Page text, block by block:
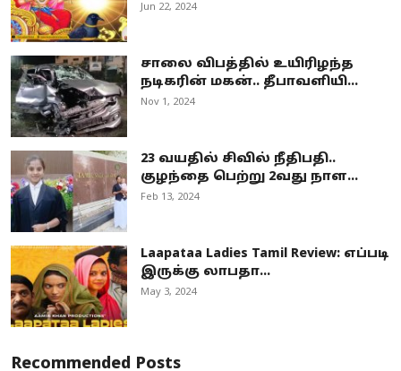
Jun 22, 2024
சாலை விபத்தில் உயிரிழந்த
நடிகரின் மகன்.. தீபாவளியி...
Nov 1, 2024
23 வயதில் சிவில் நீதிபதி..
குழந்தை பெற்று 2வது நாள...
Feb 13, 2024
Laapataa Ladies Tamil Review: எப்படி
இருக்கு லாபதா...
May 3, 2024
Recommended Posts